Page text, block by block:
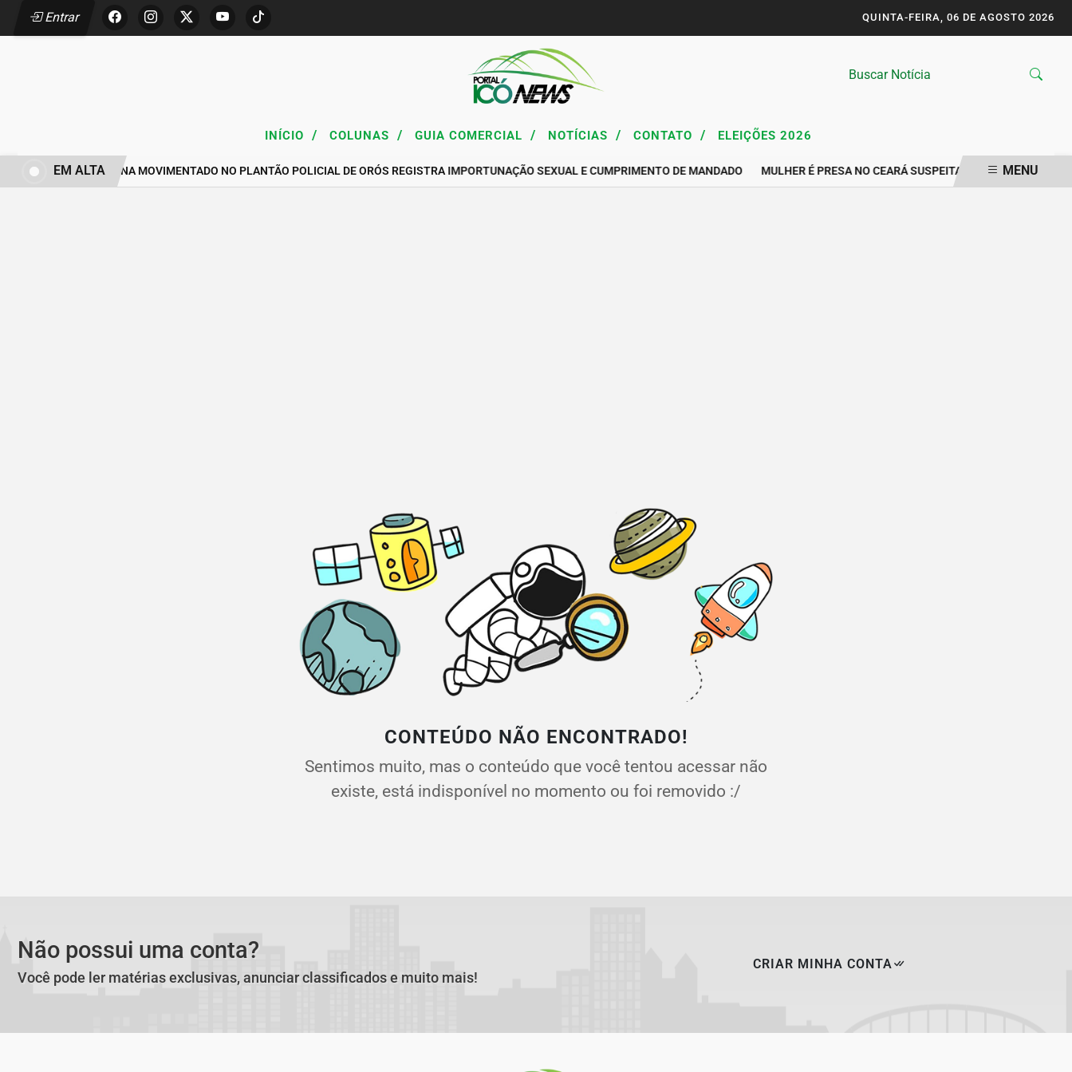
Entrar QUINTA-FEIRA, 06 DE AGOSTO 2026
INÍCIO / COLUNAS / GUIA COMERCIAL / NOTÍCIAS / CONTATO / ELEIÇÕES 2026
FIM DE SEMANA MOVIMENTADO NO PLANTÃO POLICIAL DE ORÓS REGISTRA IMPORTUNAÇÃO SEXUAL E CUMPRIMENTO DE MANDADO MULHER É PRESA NO CEARÁ SUSPEITA DE GRAVAR VÍDEO
EM ALTA MENU
CONTEÚDO NÃO ENCONTRADO!
Sentimos muito, mas o conteúdo que você tentou acessar não
existe, está indisponível no momento ou foi removido :/
Não possui uma conta?
Você pode ler matérias exclusivas, anunciar classificados e muito mais!
CRIAR MINHA CONTA